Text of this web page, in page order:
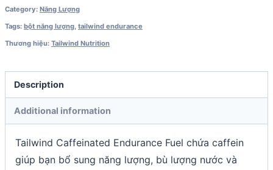
Category: Năng Lượng
Tags: bột năng lượng tailwind endurance
Thương hiệu: Tailwind Nutrition
Description
Additional information
Tailwind Caffeinated Endurance Fuel chứa caffein
giúp bạn bổ sung năng lượng, bù lượng nước và